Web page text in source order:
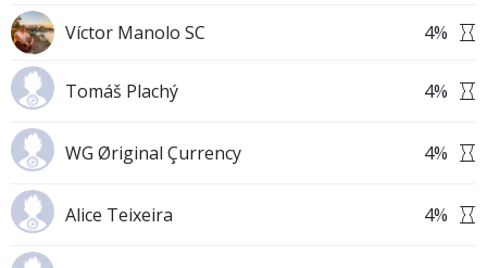
Víctor Manolo SC 4%
Tomáš Plachý 4%
WG Øriginal Çurrency 4%
Alice Teixeira 4%